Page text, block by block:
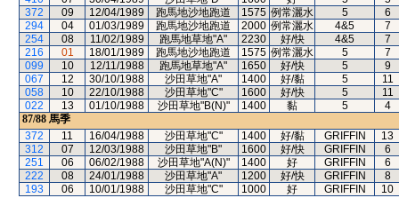
372
09 12/04/1989 跑馬地沙地跑道 1575 例常灑水 5
6
294
04 01/03/1989 跑馬地沙地跑道 2000 例常灑水 4&5
7
254
08 11/02/1989 跑馬地草地"A" 2230 好/快 4&5
7
216
01 18/01/1989 跑馬地沙地跑道 1575 例常灑水 5
7
099
10 12/11/1988 跑馬地草地"A" 1650 好/快 5
9
067
12 30/10/1988 沙田草地"A" 1400 好/黏 5
11
058
10 22/10/1988 沙田草地"C" 1600 好/快 5
11
022
13 01/10/1988 沙田草地"B(N)" 1400 黏 5
4
87/88 馬季
372
11 16/04/1988 沙田草地"C" 1400 好/黏 GRIFFIN
13
312
07 12/03/1988 沙田草地"B" 1600 好/快 GRIFFIN
6
251
06 06/02/1988 沙田草地"A(N)" 1400 好 GRIFFIN
6
222
08 24/01/1988 沙田草地"A" 1200 好/快 GRIFFIN
8
193
06 10/01/1988 沙田草地"C" 1000 好 GRIFFIN 10